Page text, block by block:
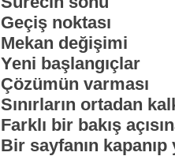
Geçiş noktası
Mekan değişimi
Yeni başlangıçlar
Çözümün varması
Sınırların ortadan
Farklı bir bakış
Bir sayfanın kapanıp